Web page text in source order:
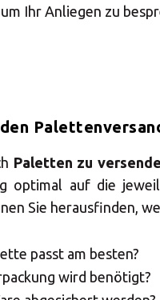
Ihr Anliegen zu
Paletten zu
optimal auf die
Sie herausfinden,
passt am besten?
wird benötigt?
SUCHEN SIE
Oder